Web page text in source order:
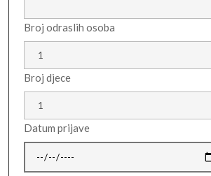
Broj odraslih osoba
Broj djece
Datum prijave